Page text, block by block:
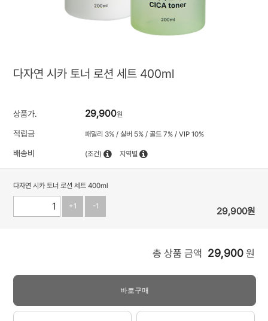
다자연 시카 토너 로션 세트 400ml
상품가. 29,900원
적립금 패밀리 3% / 실버 5% / 골드 7% / VIP 10%
배송비 (조건) 지역별
다자연 시카 토너 로션 세트 400ml
+1 -1 29,900원
총 상품 금액 29,900 원
바로구매